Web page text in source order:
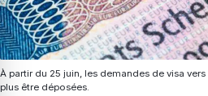
À partir du 25 juin, les demandes de visa
plus être déposées.